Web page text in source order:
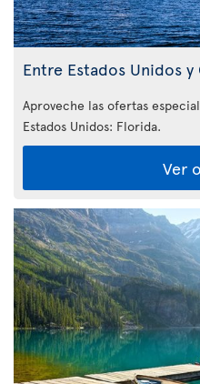
Entre Estados Unidos y
Aproveche las ofertas
Estados Unidos: Florida.
Ver